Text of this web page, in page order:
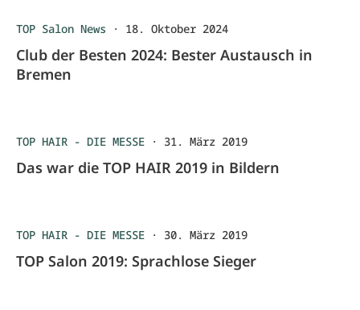
TOP Salon News · 18. Oktober 2024
Club der Besten 2024: Bester Austausch in
Bremen
TOP HAIR - DIE MESSE · 31. März 2019
Das war die TOP HAIR 2019 in Bildern
TOP HAIR - DIE MESSE · 30. März 2019
TOP Salon 2019: Sprachlose Sieger